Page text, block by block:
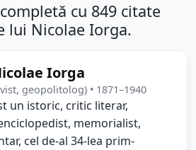
cu 849 citate
lui Nicolae Iorga.
Iorga
geopolitolog) • 1871–1940
un istoric, critic literar,
memorialist,
cel de-al 34-lea prim-